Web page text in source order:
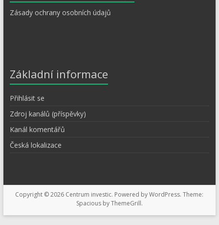
Zásady ochrany osobních údajů
Základní informace
Přihlásit se
Zdroj kanálů (příspěvky)
Kanál komentářů
Česká lokalizace
Copyright © 2026 Centrum investic. Powered byWordPress. Theme:
Spacious byThemeGrill.